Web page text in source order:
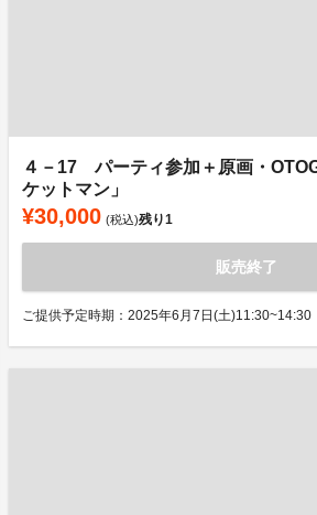
４－17 パーティ参加＋原画・
ケットマン」
¥30,000 (税込)残り1
販売終了
ご提供予定時期：2025年6月7日(土)11:30~14:30